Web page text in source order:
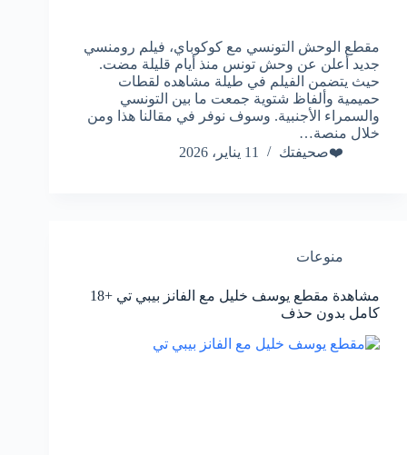
مقطع الوحش التونسي مع كوكوباي، فيلم رومنسي
جديد أعلن عن وحش تونس منذ أيام قليلة مضت.
حيث يتضمن الفيلم في طيلة مشاهده لقطات
حميمية وألفاظ شتوية جمعت ما بين التونسي
والسمراء الأجنبية. وسوف نوفر في مقالنا هذا ومن
خلال منصة…
❤️صحيفتك
11 يناير، 2026
منوعات
مشاهدة مقطع يوسف خليل مع الفانز بيبي تي +18
كامل بدون حذف